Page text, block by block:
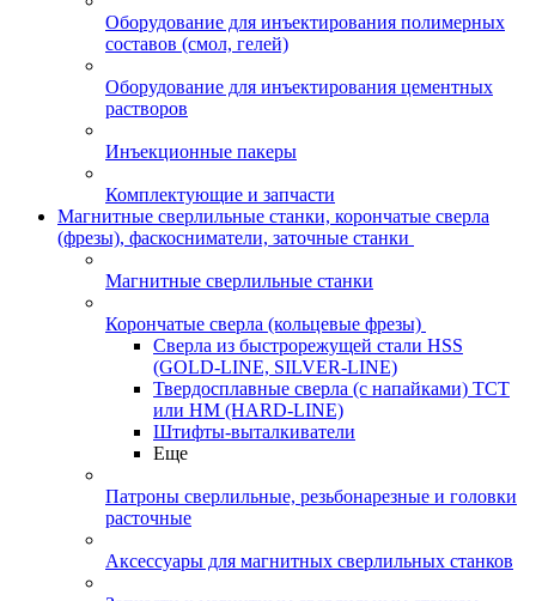
Оборудование для инъектирования полимерных
составов (смол, гелей)
Оборудование для инъектирования цементных
растворов
Инъекционные пакеры
Комплектующие и запчасти
Магнитные сверлильные станки, корончатые сверла
(фрезы), фаскосниматели, заточные станки
Магнитные сверлильные станки
Корончатые сверла (кольцевые фрезы)
Сверла из быстрорежущей стали HSS
(GOLD-LINE, SILVER-LINE)
Твердосплавные сверла (с напайками) ТСТ
или HM (HARD-LINE)
Штифты-выталкиватели
Еще
Патроны сверлильные, резьбонарезные и головки
расточные
Аксессуары для магнитных сверлильных станков